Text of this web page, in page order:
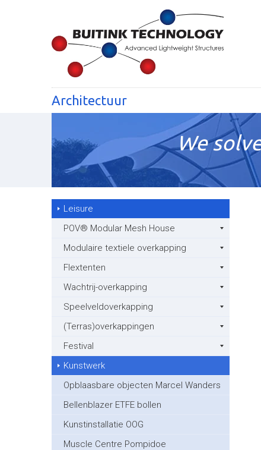
Architectuur
We
Leisure
POV® Modular Mesh House
Modulaire textiele overkapping
Flextenten
Wachtrij-overkapping
Speelveldoverkapping
(Terras)overkappingen
Festival
Kunstwerk
Opblaasbare objecten Marcel Wanders
Bellenblazer ETFE bollen
Kunstinstallatie OOG
Muscle Centre Pompidoe